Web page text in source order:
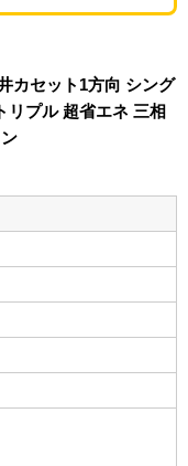
カセット1方向 シング
リプル 超省エネ 三相